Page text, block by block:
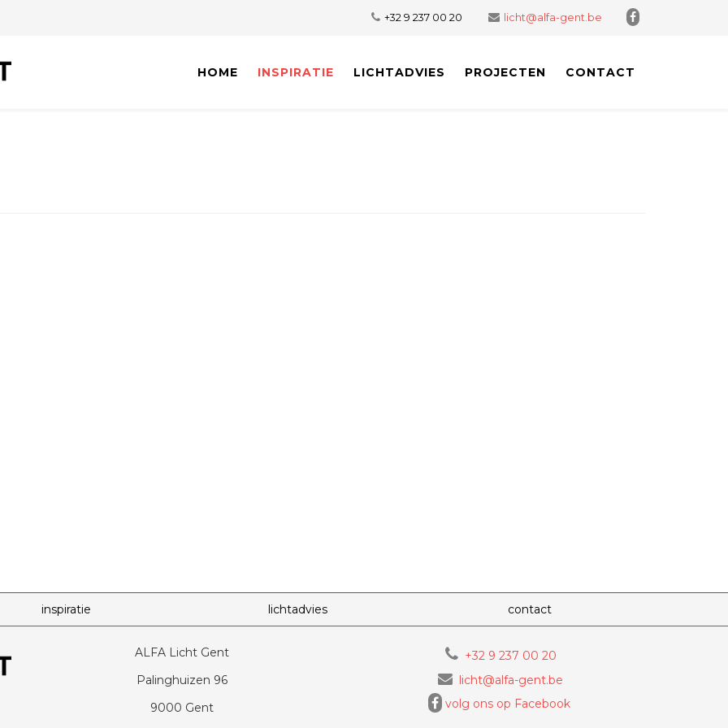
+32 9 237 00 20 licht@alfa-gent.be
HOME INSPIRATIE LICHTADVIES PROJECTEN CONTACT
inspiratie lichtadvies contact
ALFA Licht Gent
Palinghuizen 96
9000 Gent
+32 9 237 00 20
licht@alfa-gent.be
volg ons op Facebook